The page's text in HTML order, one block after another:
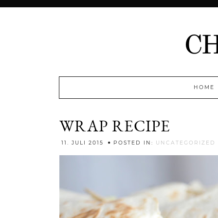
HOME
WRAP RECIPE
11. JULI 2015 POSTED IN: UNCATEGORIZED